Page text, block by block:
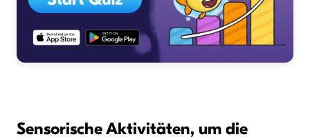
Sensorische Aktivitäten, um die